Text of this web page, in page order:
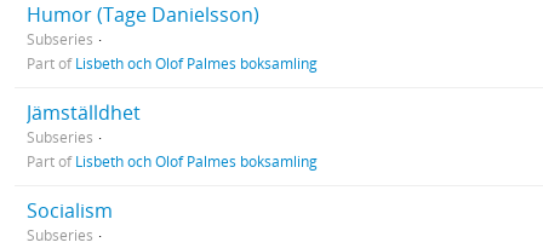
Humor (Tage Danielsson)
Subseries
Part ofLisbeth och Olof Palmes boksamling
Jämställdhet
Subseries
Part ofLisbeth och Olof Palmes boksamling
Socialism
Subseries